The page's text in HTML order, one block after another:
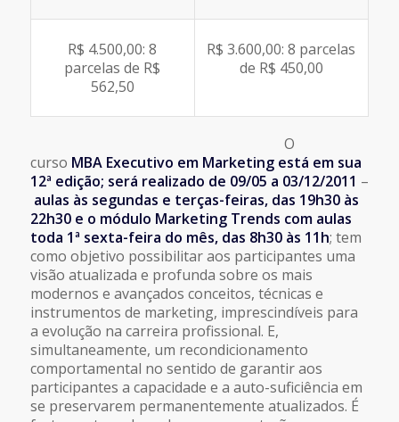
R$ 4.500,00: 8
parcelas de R$
562,50
R$ 3.600,00: 8 parcelas
de R$ 450,00
O
curso MBA Executivo em Marketing está em sua
12ª edição; será realizado de 09/05 a 03/12/2011 –
aulas às segundas e terças-feiras, das 19h30 às
22h30 e o módulo Marketing Trends com aulas
toda 1ª sexta-feira do mês, das 8h30 às 11h; tem
como objetivo possibilitar aos participantes uma
visão atualizada e profunda sobre os mais
modernos e avançados conceitos, técnicas e
instrumentos de marketing, imprescindíveis para
a evolução na carreira profissional. E,
simultaneamente, um recondicionamento
comportamental no sentido de garantir aos
participantes a capacidade e a auto-suficiência em
se preservarem permanentemente atualizados. É